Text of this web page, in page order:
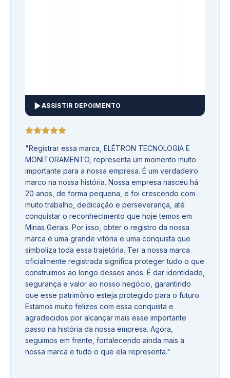
ASSISTIR DEPOIMENTO
"Registrar essa marca, ELÉTRON TECNOLOGIA E
MONITORAMENTO, representa um momento muito
importante para a nossa empresa. É um verdadeiro
marco na nossa história. Nossa empresa nasceu há
20 anos, de forma pequena, e foi crescendo com
muito trabalho, dedicação e perseverança, até
conquistar o reconhecimento que hoje temos em
Minas Gerais. Por isso, obter o registro da nossa
marca é uma grande vitória e uma conquista que
simboliza toda essa trajetória. Ter a nossa marca
oficialmente registrada significa proteger tudo o que
construímos ao longo desses anos. É dar identidade,
segurança e valor ao nosso negócio, garantindo
que esse patrimônio esteja protegido para o futuro.
Estamos muito felizes com essa conquista e
agradecidos por alcançar mais esse importante
passo na história da nossa empresa. Agora,
seguimos em frente, fortalecendo ainda mais a
nossa marca e tudo o que ela representa."